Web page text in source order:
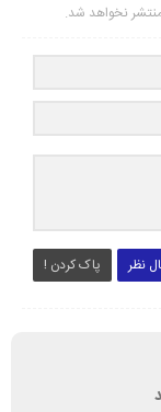
منتشر نخواهد شد.
نظر پاک کردن !